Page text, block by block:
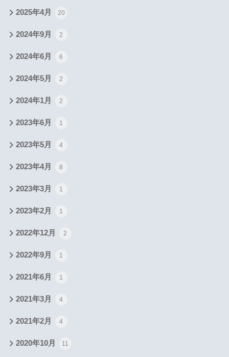
2025年4月 20
2024年9月 2
2024年6月 6
2024年5月 2
2024年1月 2
2023年6月 1
2023年5月 4
2023年4月 8
2023年3月 1
2023年2月 1
2022年12月 2
2022年9月 1
2021年6月 1
2021年3月 4
2021年2月 4
2020年10月 11